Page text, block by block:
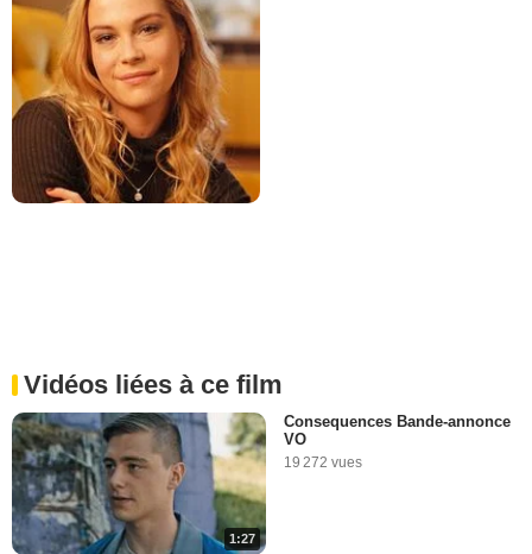
Vidéos liées à ce film
1:27
Consequences Bande-annonce
VO
19 272 vues